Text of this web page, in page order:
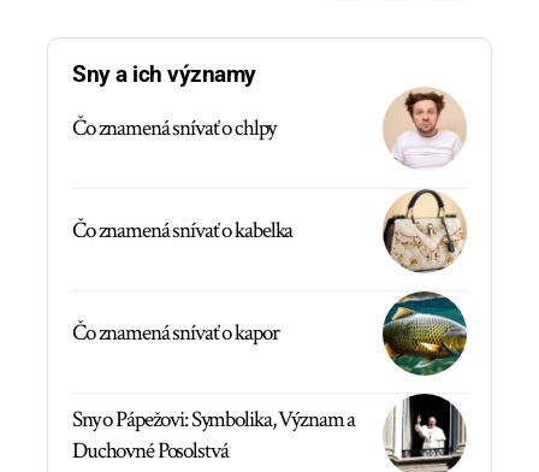
Sny a ich významy
Čo znamená snívať o chlpy
Čo znamená snívať o kabelka
Čo znamená snívať o kapor
Sny o Pápežovi: Symbolika, Význam a
Duchovné Posolstvá